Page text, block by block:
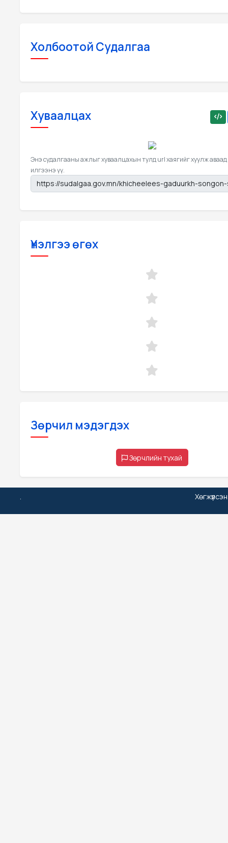
Холбоотой Судалгаа
Хуваалцах
Энэ судалгааны ажлыг хуваалцахын тулд url хаягийг хуулж аваад
илгээнэ үү.
Үнэлгээ өгөх
Зөрчил мэдэгдэх
Зөрчлийн тухай
.